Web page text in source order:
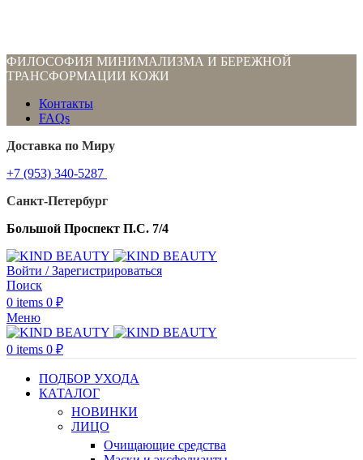
ФИЛОСОФИЯ МИНИМАЛИЗМА И БЕРЕЖНОЙ
ТРАНСФОРМАЦИИ КОЖИ
Контакты
FAQs
Доставка по Миру
+7 (953) 340-5287
Санкт-Петербург
Большой Проспект П.С. 7/4
Войти / Зарегистрироваться
Поиск
0 items 0 ₽
Меню
0 items 0 ₽
ПОДБОР УХОДА
КАТАЛОГ
НОВИНКИ
ЛИЦО
Очищающие средства